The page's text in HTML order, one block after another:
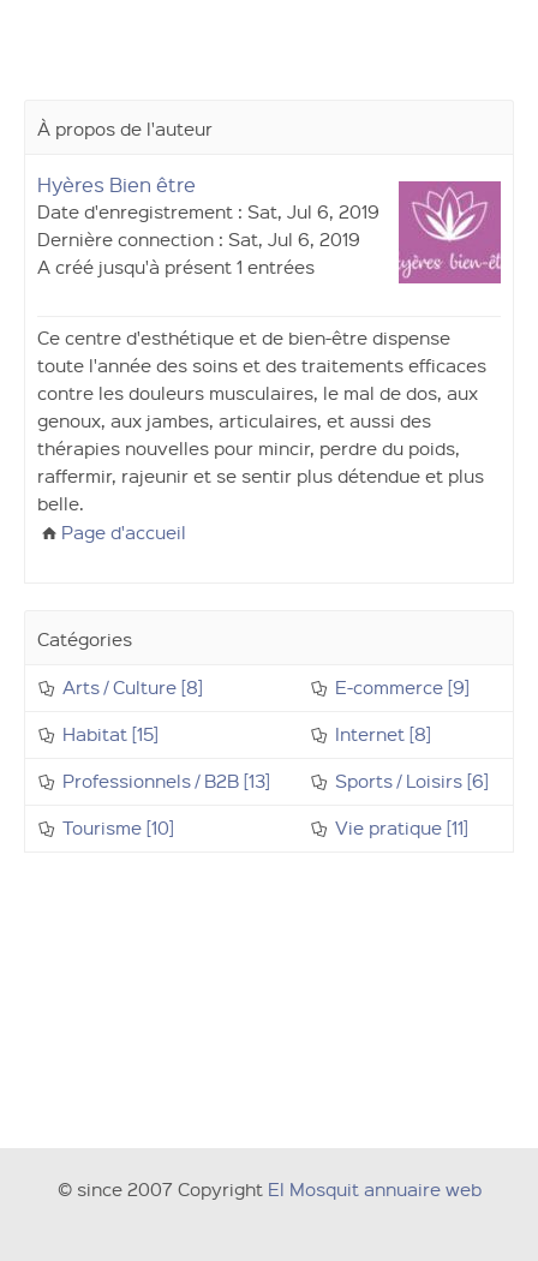
À propos de l'auteur
Hyères Bien être
Date d'enregistrement : Sat, Jul 6, 2019
Dernière connection : Sat, Jul 6, 2019
A créé jusqu'à présent 1 entrées
Ce centre d'esthétique et de bien-être dispense
toute l'année des soins et des traitements efficaces
contre les douleurs musculaires, le mal de dos, aux
genoux, aux jambes, articulaires, et aussi des
thérapies nouvelles pour mincir, perdre du poids,
raffermir, rajeunir et se sentir plus détendue et plus
belle.
Page d'accueil
Catégories
Arts / Culture [8]
E-commerce [9]
Habitat [15]
Internet [8]
Professionnels / B2B [13]
Sports / Loisirs [6]
Tourisme [10]
Vie pratique [11]
© since 2007 Copyright El Mosquit annuaire web